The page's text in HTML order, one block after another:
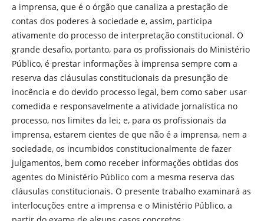
a imprensa, que é o órgão que canaliza a prestação de
contas dos poderes à sociedade e, assim, participa
ativamente do processo de interpretação constitucional. O
grande desafio, portanto, para os profissionais do Ministério
Público, é prestar informações à imprensa sempre com a
reserva das cláusulas constitucionais da presunção de
inocência e do devido processo legal, bem como saber usar
comedida e responsavelmente a atividade jornalística no
processo, nos limites da lei; e, para os profissionais da
imprensa, estarem cientes de que não é a imprensa, nem a
sociedade, os incumbidos constitucionalmente de fazer
julgamentos, bem como receber informações obtidas dos
agentes do Ministério Público com a mesma reserva das
cláusulas constitucionais. O presente trabalho examinará as
interlocuções entre a imprensa e o Ministério Público, a